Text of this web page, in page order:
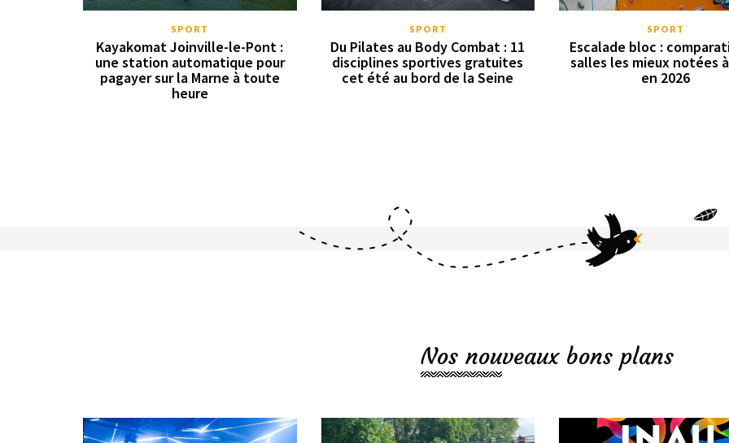
SPORT
Kayakomat Joinville-le-Pont :
une station automatique pour
pagayer sur la Marne à toute
heure
SPORT
Du Pilates au Body Combat : 11
disciplines sportives gratuites
cet été au bord de la Seine
SPORT
Escalade bloc :
salles les mieux notées
en 2026
Nos nouveaux bons plans